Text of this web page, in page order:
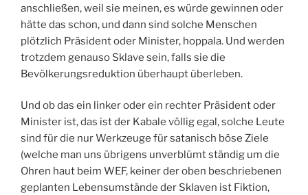
anschließen, weil sie meinen, es würde gewinnen oder
hätte das schon, und dann sind solche Menschen
plötzlich Präsident oder Minister, hoppala. Und werden
trotzdem genauso Sklave sein, falls sie die
Bevölkerungsreduktion überhaupt überleben.
Und ob das ein linker oder ein rechter Präsident oder
Minister ist, das ist der Kabale völlig egal, solche Leute
sind für die nur Werkzeuge für satanisch böse Ziele
(welche man uns übrigens unverblümt ständig um die
Ohren haut beim WEF, keiner der oben beschriebenen
geplanten Lebensumstände der Sklaven ist Fiktion,